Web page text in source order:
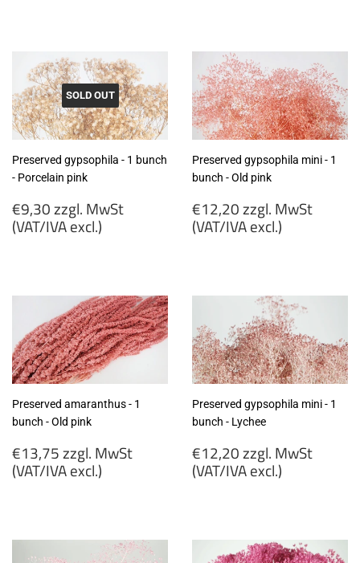
(VAT/IVA
excl.)
MwSt
(VAT/IVA
excl.)
SOLD OUT
Preserved gypsophila - 1 bunch
- Porcelain pink
Regular
price
€9,30 zzgl. MwSt
(VAT/IVA excl.)
MwSt
(VAT/IVA
excl.)
Preserved gypsophila mini - 1
bunch - Old pink
Regular
price
€12,20 zzgl. MwSt
(VAT/IVA excl.)
MwSt
(VAT/IVA
excl.)
Preserved amaranthus - 1
bunch - Old pink
Regular
price
€13,75 zzgl. MwSt
(VAT/IVA excl.)
MwSt
(VAT/IVA
Preserved gypsophila mini - 1
bunch - Lychee
Regular
price
€12,20 zzgl. MwSt
(VAT/IVA excl.)
MwSt
(VAT/IVA